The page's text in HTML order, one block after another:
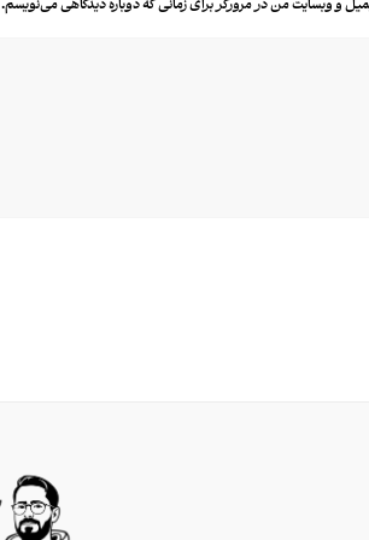
و وبسایت من در مرورگر برای زمانی که دوباره دیدگاهی می‌نویسم.